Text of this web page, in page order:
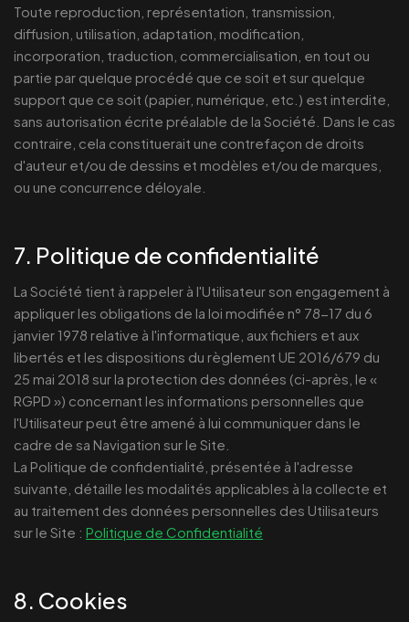
Toute reproduction, représentation, transmission,
diffusion, utilisation, adaptation, modification,
incorporation, traduction, commercialisation, en tout ou
partie par quelque procédé que ce soit et sur quelque
support que ce soit (papier, numérique, etc.) est interdite,
sans autorisation écrite préalable de la Société. Dans le cas
contraire, cela constituerait une contrefaçon de droits
d'auteur et/ou de dessins et modèles et/ou de marques,
ou une concurrence déloyale.
7. Politique de confidentialité
La Société tient à rappeler à l'Utilisateur son engagement à
appliquer les obligations de la loi modifiée n° 78-17 du 6
janvier 1978 relative à l'informatique, aux fichiers et aux
libertés et les dispositions du règlement UE 2016/679 du
25 mai 2018 sur la protection des données (ci-après, le «
RGPD ») concernant les informations personnelles que
l'Utilisateur peut être amené à lui communiquer dans le
cadre de sa Navigation sur le Site.
La Politique de confidentialité, présentée à l'adresse
suivante, détaille les modalités applicables à la collecte et
au traitement des données personnelles des Utilisateurs
sur le Site : Politique de Confidentialité
8. Cookies